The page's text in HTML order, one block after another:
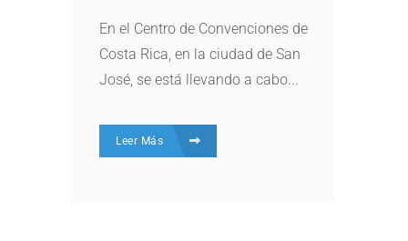
En el Centro de Convenciones de
Costa Rica, en la ciudad de San
José, se está llevando a cabo...
Leer Más